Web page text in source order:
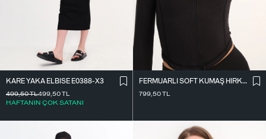
KARE YAKA ELBISE E0388-X3
499,50TL
HAFTANIN ÇOK SATANI
499,50TL
FERMUARLI SOFT KUMAŞ HIRKA H0089
799,50TL